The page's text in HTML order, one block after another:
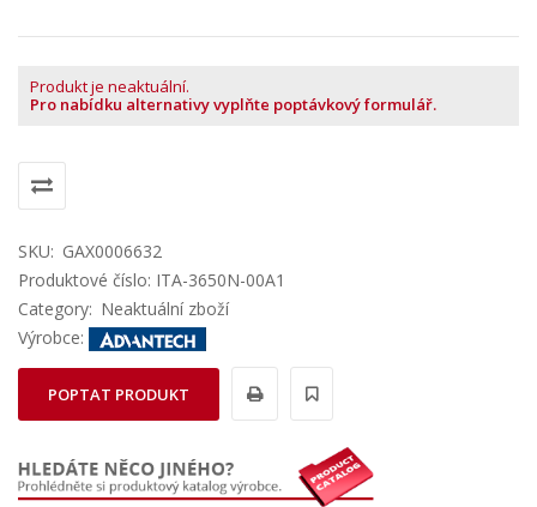
Produkt je neaktuální.
Pro nabídku alternativy vyplňte poptávkový formulář.
SKU: GAX0006632
Produktové číslo: ITA-3650N-00A1
Category: Neaktuální zboží
Výrobce:
POPTAT PRODUKT